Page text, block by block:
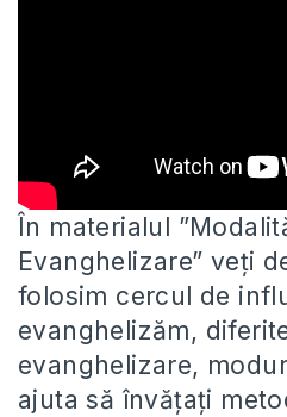
În materialul
Evanghelizare” veți
folosim cercul de
evanghelizăm,
evanghelizare,
ajuta să învățați